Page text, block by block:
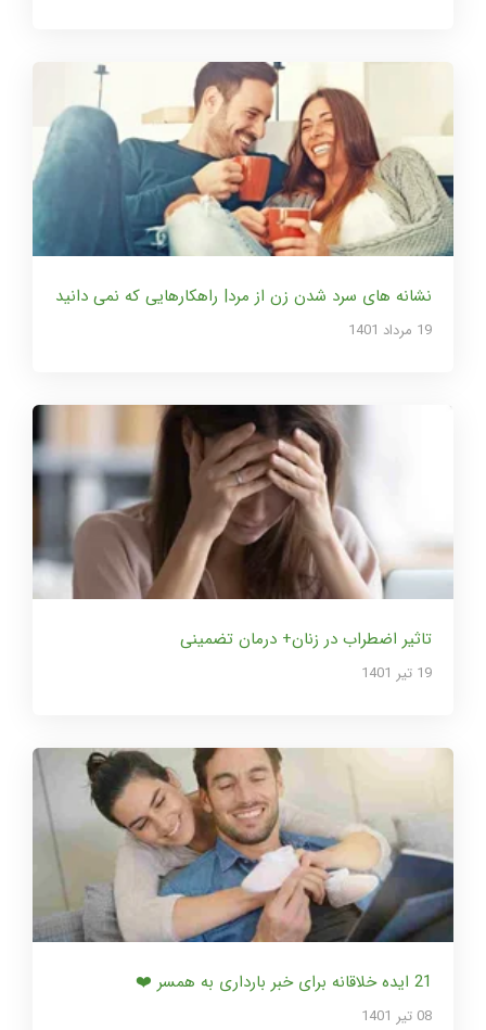
نشانه های سرد شدن زن از مرد| راهکارهایی که نمی دانید
19 مرداد 1401
تاثیر اضطراب در زنان+ درمان تضمینی
19 تير 1401
21 ایده خلاقانه برای خبر بارداری به همسر ❤️
08 تير 1401